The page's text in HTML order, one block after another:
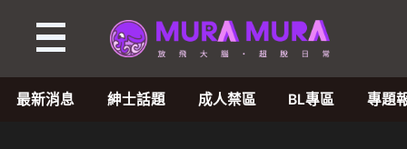
最新消息 紳士話題 成人禁區 BL專區 專題